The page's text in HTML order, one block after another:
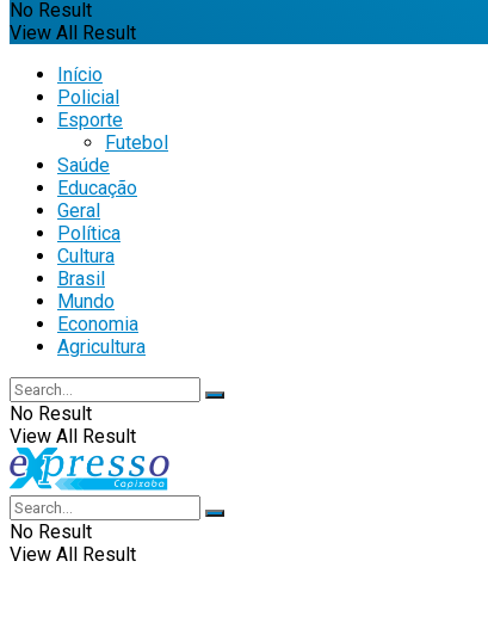
No Result
View All Result
Início
Policial
Esporte
Futebol
Saúde
Educação
Geral
Política
Cultura
Brasil
Mundo
Economia
Agricultura
No Result
View All Result
No Result
View All Result